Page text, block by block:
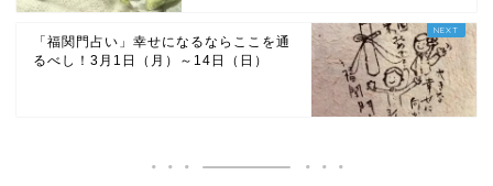
「福関門占い」幸せになるならここを通
るべし！3月1日（月）～14日（日）